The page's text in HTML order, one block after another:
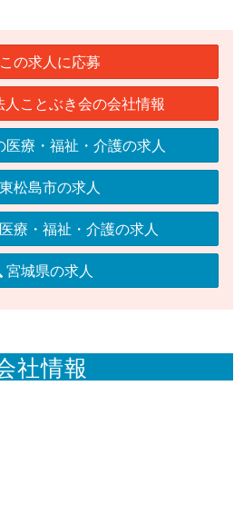
この求人に応募
ことぶき会の会社情報
医療・福祉・介護の求人
東松島市の求人
療・福祉・介護の求人
宮城県の求人
社情報